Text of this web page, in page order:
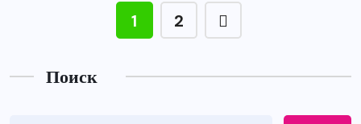
1 2
Поиск